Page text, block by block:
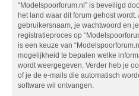
“Modelspoorforum.nl” is beveiligd
het land waar dit forum gehost
gebruikersnaam, je wachtwoord en
registratieproces op
is een keuze van
mogelijkheid te bepalen welke
wordt weergegeven. Verder heb je
of je de e-mails die automatisch
software wil ontvangen.